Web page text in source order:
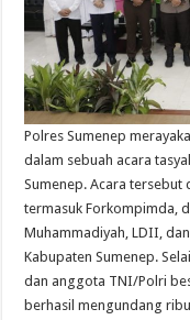
Polres Sumenep
dalam sebuah acara
Sumenep. Acara
termasuk Forkompimda,
Muhammadiyah, LDII,
Kabupaten Sumenep.
dan anggota TNI/Polri
berhasil mengundang